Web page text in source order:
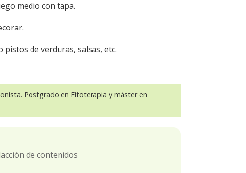
medio con tapa.
de verduras, salsas, etc.
Postgrado en Fitoterapia y máster en
de contenidos